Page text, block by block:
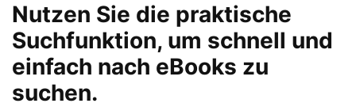
Nutzen Sie die praktische
Suchfunktion, um schnell und
einfach nach eBooks zu
suchen.